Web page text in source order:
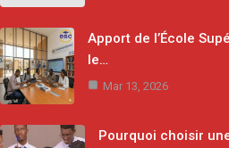
Apport de l’École
le…
Mar 13, 2026
Pourquoi choisir